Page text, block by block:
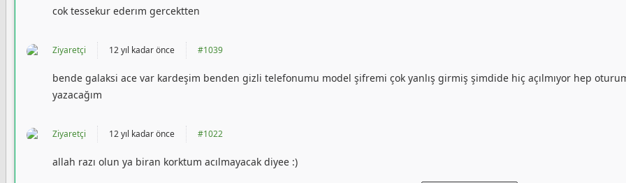
cok tessekur ederım gercektten
Ziyaretçi 12 yıl kadar önce #1039
bende galaksi ace var kardeşim benden gizli telefonumu model şifremi çok yanlış girmiş şimdide hiç açılmıyor hep
yazacağım
Ziyaretçi 12 yıl kadar önce #1022
allah razı olun ya biran korktum acılmayacak diyee :)